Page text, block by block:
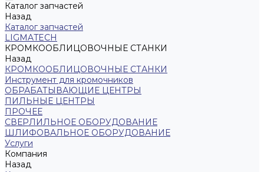
Каталог запчастей
Назад
Каталог запчастей
LIGMATECH
КРОМКООБЛИЦОВОЧНЫЕ СТАНКИ
Назад
КРОМКООБЛИЦОВОЧНЫЕ СТАНКИ
Инструмент для кромочников
ОБРАБАТЫВАЮЩИЕ ЦЕНТРЫ
ПИЛЬНЫЕ ЦЕНТРЫ
ПРОЧЕЕ
СВЕРЛИЛЬНОЕ ОБОРУДОВАНИЕ
ШЛИФОВАЛЬНОЕ ОБОРУДОВАНИЕ
Услуги
Компания
Назад